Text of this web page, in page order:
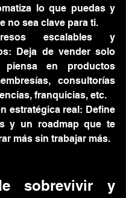
lo que puedas y
no sea clave para ti.
escalables y
Deja de vender solo
en productos
consultorías
franquicias, etc.
estratégica real: Define
y un roadmap que te
más sin trabajar más.
sobrevivir y